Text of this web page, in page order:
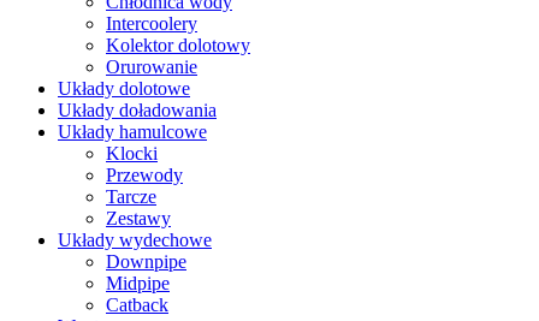
Intercoolery
Kolektor dolotowy
Orurowanie
Układy dolotowe
Układy doładowania
Układy hamulcowe
Klocki
Przewody
Tarcze
Zestawy
Układy wydechowe
Downpipe
Midpipe
Catback